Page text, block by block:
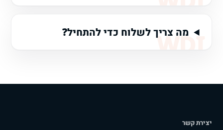
מה צריך לשלוח כדי להתחיל?
יצירת קשר